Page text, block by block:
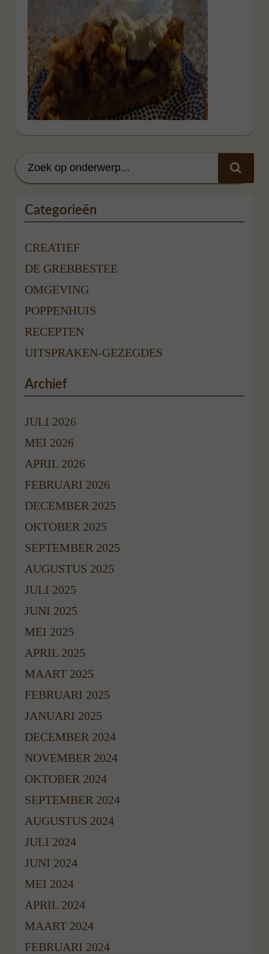
Categorieën
CREATIEF
DE GREBBESTEE
OMGEVING
POPPENHUIS
RECEPTEN
UITSPRAKEN-GEZEGDES
Archief
JULI 2026
MEI 2026
APRIL 2026
FEBRUARI 2026
DECEMBER 2025
OKTOBER 2025
SEPTEMBER 2025
AUGUSTUS 2025
JULI 2025
JUNI 2025
MEI 2025
APRIL 2025
MAART 2025
FEBRUARI 2025
JANUARI 2025
DECEMBER 2024
NOVEMBER 2024
OKTOBER 2024
SEPTEMBER 2024
AUGUSTUS 2024
JULI 2024
JUNI 2024
MEI 2024
APRIL 2024
MAART 2024
FEBRUARI 2024